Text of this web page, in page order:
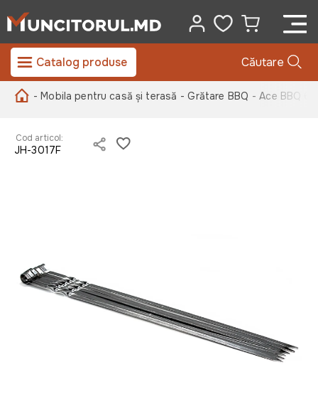
Catalog produse Căutare
- Mobila pentru casă și terasă - Grătare BBQ - Ace BBQ
Cod articol:
JH-3017F